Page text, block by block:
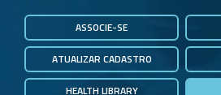
ASSOCIE-SE
ATUALIZAR CADASTRO
HEALTH LIBRARY